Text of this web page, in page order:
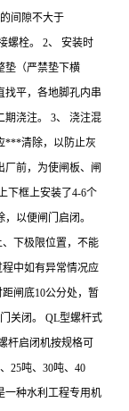
间隙不大于
螺栓。 2、 安装时
垫（严禁垫下横
找平，各地脚孔内串
期浇注。 3、 浇注混
***清除，以防止灰
前，为使闸板、闸
下框上安装了4-6个
以便闸门启闭。
、下极限位置，不能
中如有异常情况应
闸底10公分处，暂
关闭。 QL型螺杆式
杆启闭机按规格可
25吨、30吨、40
一种水利工程专用机